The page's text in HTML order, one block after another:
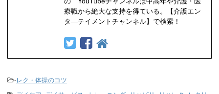
療職から絶大な支持を得ている。【介護エン
タ―テイメントチャンネル】で検索！
-レク・体操のコツ